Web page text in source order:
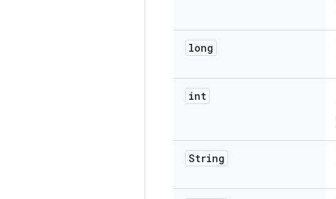
long
int
String